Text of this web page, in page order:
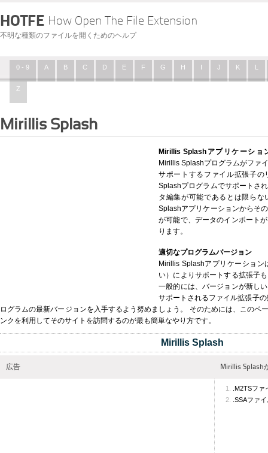
HOTFE How Open The File Extension
不明な種類のファイルを開くためのヘルプ
0 - 9 A B C D E F G H I J K L
Z
Mirillis Splash
Mirillis Splashアプリケーショ
Mirillis Splashプログラムがファ
サポートするファイル拡張子
Splashプログラムでサポートさ
タ編集が可能であるとは限ら
Splashアプリケーションからそ
が可能で、データのインポート
ります。
適切なプログラムバージョン
Mirillis Splashアプリケーショ
い）によりサポートする拡張子
一般的には、バージョンが新し
サポートされるファイル拡張子
ログラムの最新バージョンを入手するよう努めましょう。 そのためには、このペ
ンクを利用してそのサイトを訪問するのが最も簡単なやり方です。
Mirillis Splash
広告 Mirillis Splash
.M2TSファ
.SSAファ